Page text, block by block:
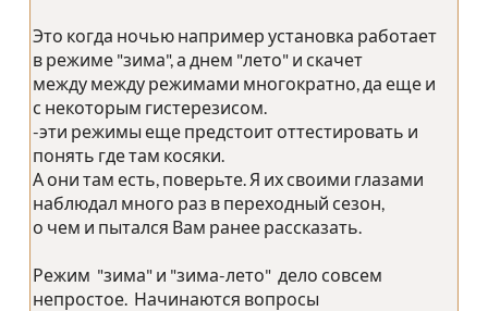
Это когда ночью например установка работает
в режиме "зима", а днем "лето" и скачет
между между режимами многократно, да еще и
с некоторым гистерезисом.
-эти режимы еще предстоит оттестировать и
понять где там косяки.
А они там есть, поверьте. Я их своими глазами
наблюдал много раз в переходный сезон,
о чем и пытался Вам ранее рассказать.
Режим "зима" и "зима-лето" дело совсем
непростое. Начинаются вопросы